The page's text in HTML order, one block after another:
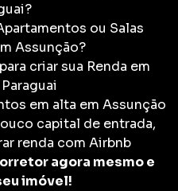
ou Salas
Assunção?
criar sua Renda em
em alta em Assunção
capital de entrada,
renda com Airbnb
agora mesmo e
imóvel!